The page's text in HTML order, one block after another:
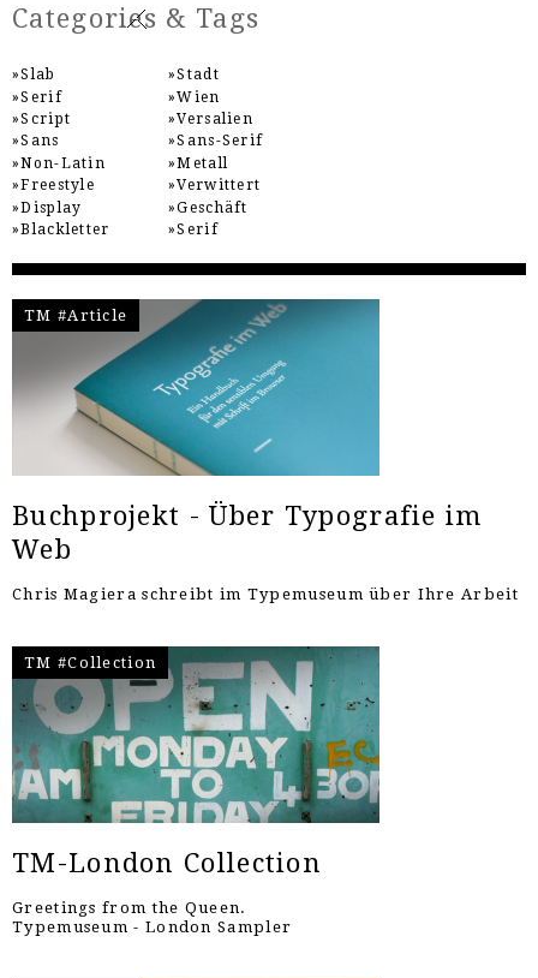
Categories & Tags
Slab
Serif
Script
Sans
Non-Latin
Freestyle
Display
Blackletter
Stadt
Wien
Versalien
Sans-Serif
Metall
Verwittert
Geschäft
Serif
TM #Article
Buchprojekt - Über Typografie im
Web
Chris Magiera schreibt im Typemuseum über Ihre Arbeit
TM #Collection
TM-London Collection
Greetings from the Queen.
Typemuseum - London Sampler